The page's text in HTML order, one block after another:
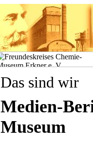
Das sind wir
Medien-
Museum